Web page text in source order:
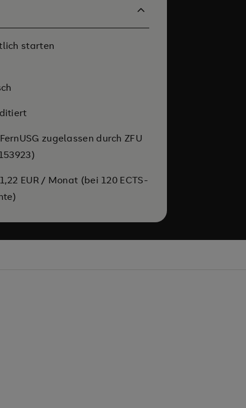
starten
zugelassen durch ZFU
EUR / Monat (bei 120 ECTS-